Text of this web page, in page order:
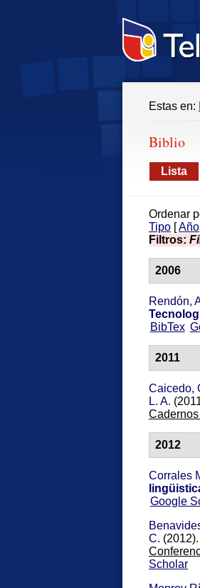
Estas en:
Biblio
Lista
Ordenar
Tipo [Año
Filtros:
2006
Rendón,
BibTex
2011
Caicedo,
L. A.
2012
Corrales
Google
C. (2012).
Scholar